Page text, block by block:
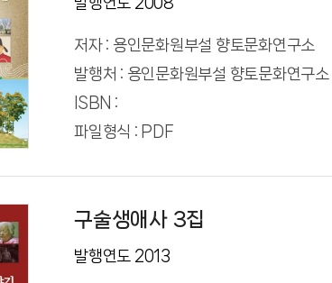
저자 : 용인문화원부설 향토문화연구소
발행처 : 용인문화원부설 향토문화연구소
ISBN :
파일형식 : PDF
구술생애사 3집
발행연도 2013